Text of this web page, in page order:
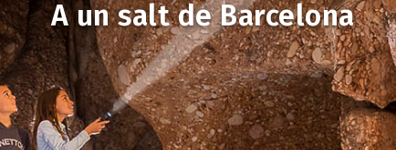
A un salt de Barcelona